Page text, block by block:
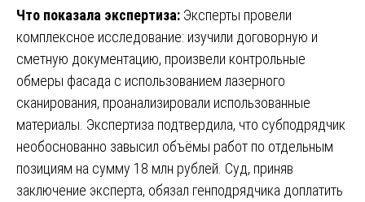
Что показала экспертиза: Эксперты провели
комплексное исследование: изучили договорную и
сметную документацию, произвели контрольные
обмеры фасада с использованием лазерного
сканирования, проанализировали использованные
материалы. Экспертиза подтвердила, что субподрядчик
необоснованно завысил объёмы работ по отдельным
позициям на сумму 18 млн рублей. Суд, приняв
заключение эксперта, обязал генподрядчика доплатить